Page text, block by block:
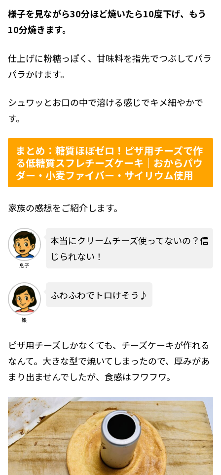
様子を見ながら30分ほど焼いたら10度下げ、もう
10分焼きます。
仕上げに粉糖っぽく、甘味料を指先でつぶしてパラ
パラかけます。
シュワッとお口の中で溶ける感じでキメ細やかで
す。
まとめ：糖質ほぼゼロ！ピザ用チーズで作
る低糖質スフレチーズケーキ｜おからパウ
ダー・小麦ファイバー・サイリウム使用
家族の感想をご紹介します。
息子
本当にクリームチーズ使ってないの？信
じられない！
娘
ふわふわでトロけそう♪
ピザ用チーズしかなくても、チーズケーキが作れる
なんて。大きな型で焼いてしまったので、厚みがあ
まり出ませんでしたが、食感はフワフワ。